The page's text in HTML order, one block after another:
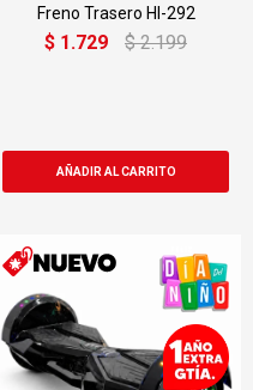
Freno Trasero Hl-292
$ 1.729 $ 2.199